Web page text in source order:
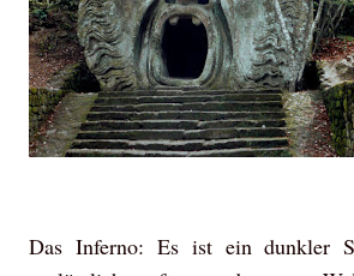
Das Inferno: Es ist ein dunkler